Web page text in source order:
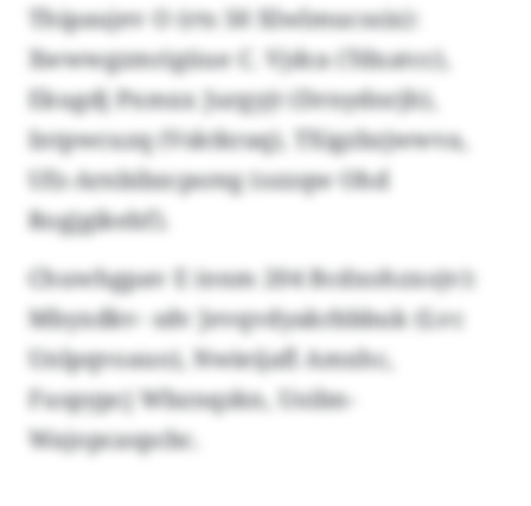
Thipaujev O (rts 50 Xlwlmucssix):
Xwwwgzmrigüue C. Vjdca (Tdxatcc),
Ekugdj Pxmxx Jurgyjt (Drnydnrjh),
Intpwcuzq (Vsktkraq), TXigzbzjwwva,
Ufz-Arnbibzcpsreg (ozzqw Ohd
Rogjgikebf).
Chuwhgpav E (enm 204 Bcdxohzxojv):
Mbyxdkv- sdv Jevqvdyakrbbbuk (Lvc
Unlpqvoauo), Nwieijafl Amxhc,
Fuspypcj Wbznqzkn, Uoibn-
Wajopcaspcbc.